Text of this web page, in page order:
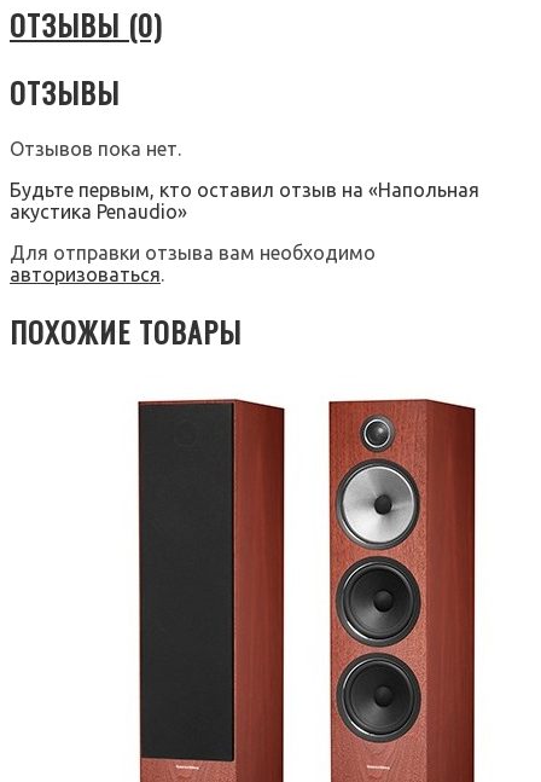
ОТЗЫВЫ (0)
ОТЗЫВЫ
Отзывов пока нет.
Будьте первым, кто оставил отзыв на «Напольная
акустика Penaudio»
Для отправки отзыва вам необходимо
авторизоваться.
ПОХОЖИЕ ТОВАРЫ